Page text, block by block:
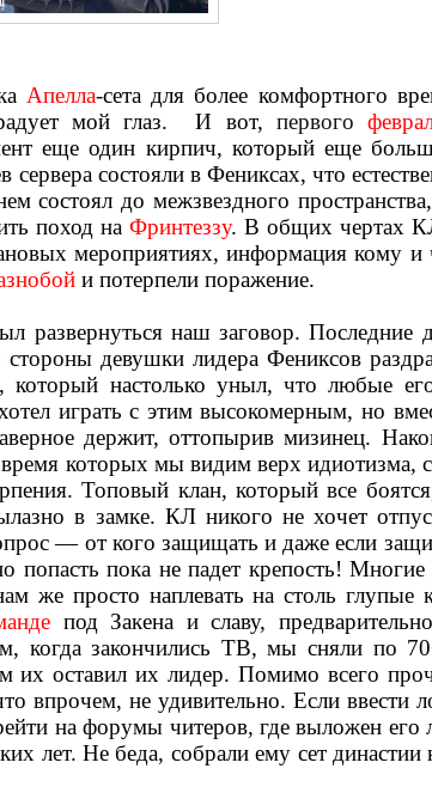
Апелла-сета для более комфортного
мой глаз. И вот, первого
еще один кирпич, который еще
сервера состояли в Фениксах, что
состоял до межзвездного
поход на Фринтеззу. В общих чертах
мероприятиях, информация кому и
и потерпели поражение.
развернуться наш заговор. Последние
девушки лидера Фениксов
настолько уныл, что любые
играть с этим высокомерным, но
держит, оттопырив мизинец.
которых мы видим верх идиотизма,
Топовый клан, который все
в замке. КЛ никого не хочет
— от кого защищать и даже если
попасть пока не падет крепость!
же просто наплевать на столь
под Закена и славу,
когда закончились ТВ, мы сняли по
их оставил их лидер. Помимо всего
впрочем, не удивительно. Если ввести
на форумы читеров, где выложен его
лет. Не беда, собрали ему сет